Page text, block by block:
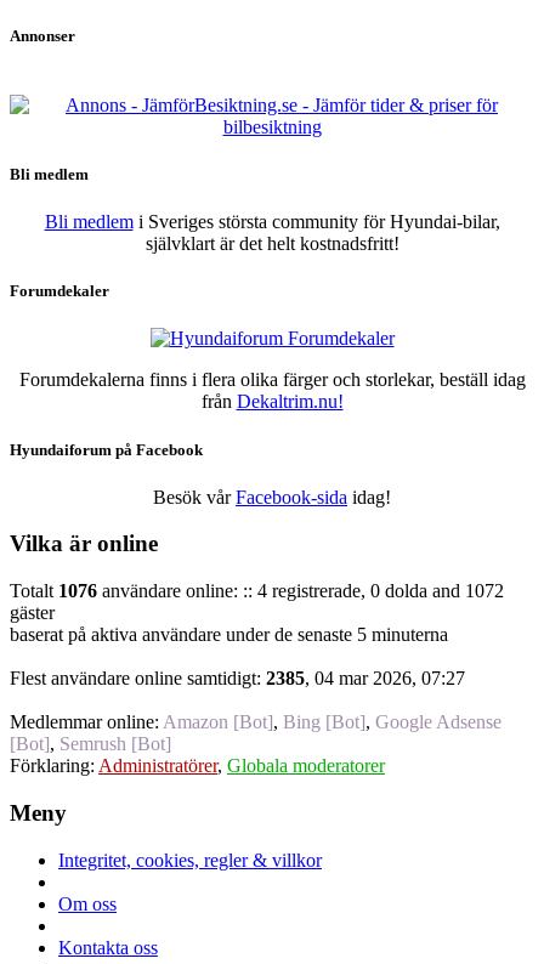
Annonser
Bli medlem
Bli medlemi Sveriges största community för Hyundai-bilar,
självklart är det helt kostnadsfritt!
Forumdekaler
Forumdekalerna finns i flera olika färger och storlekar, beställ idag
från Dekaltrim.nu!
Hyundaiforum på Facebook
Besök vårFacebook-sida idag!
Vilka är online
Totalt 1076 användare online: :: 4 registrerade, 0 dolda and 1072
gäster
baserat på aktiva användare under de senaste 5 minuterna
Flest användare online samtidigt: 2385, 04 mar 2026, 07:27
Medlemmar online: Amazon [Bot], Bing [Bot], Google Adsense
[Bot], Semrush [Bot]
Förklaring: Administratörer, Globala moderatorer
Meny
Integritet, cookies, regler & villkor
Om oss
Kontakta oss